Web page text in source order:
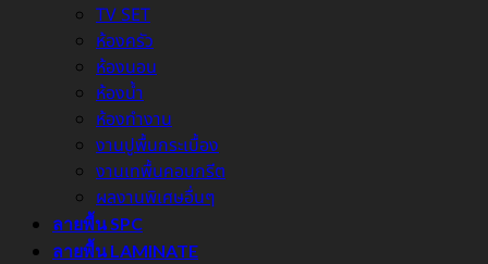
TV SET
ห้องครัว
ห้องนอน
ห้องน้ำ
ห้องทำงาน
งานปูพื้นกระเบื้อง
งานเทพื้นคอนกรีต
ผลงานพิเศษอื่นๆ
ลายพื้น SPC
ลายพื้น LAMINATE